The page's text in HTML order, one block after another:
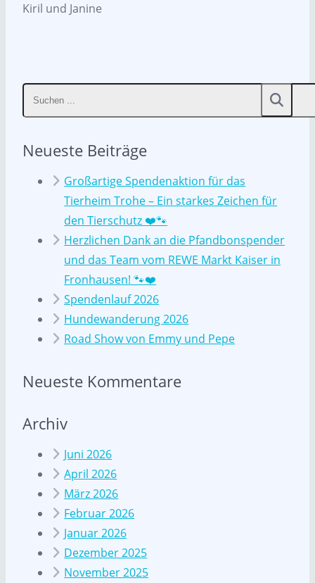
Kiril und Janine
Neueste Beiträge
Großartige Spendenaktion für das
Tierheim Trohe – Ein starkes Zeichen für
den Tierschutz ❤️🐾
Herzlichen Dank an die Pfandbonspender
und das Team vom REWE Markt Kaiser in
Fronhausen! 🐾❤️
Spendenlauf 2026
Hundewanderung 2026
Road Show von Emmy und Pepe
Neueste Kommentare
Archiv
Juni 2026
April 2026
März 2026
Februar 2026
Januar 2026
Dezember 2025
November 2025